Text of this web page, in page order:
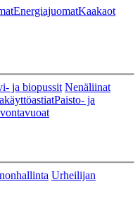
EnergiajuomatKaakaot
ja biopussit Nenäliinat
Paisto- ja
Urheilijan